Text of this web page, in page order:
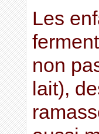
Les
non
lait),